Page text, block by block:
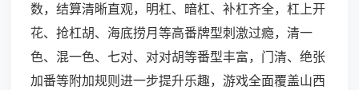
数，结算清晰直观，明杠、暗杠、补杠齐全，杠上开
花、抢杠胡、海底捞月等高番牌型刺激过瘾，清一
色、混一色、七对、对对胡等番型丰富，门清、绝张
加番等附加规则进一步提升乐趣，游戏全面覆盖山西